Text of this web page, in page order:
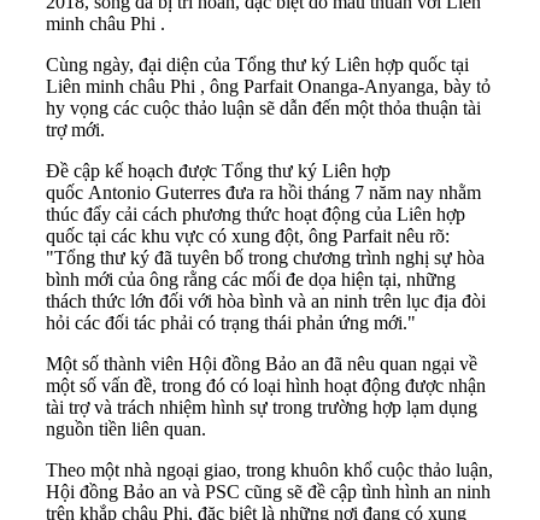
minh châu Phi .
Cùng ngày, đại diện của Tổng thư ký Liên hợp quốc tại
Liên minh châu Phi , ông Parfait Onanga-Anyanga, bày tỏ
hy vọng các cuộc thảo luận sẽ dẫn đến một thỏa thuận tài
trợ mới.
Đề cập kế hoạch được Tổng thư ký Liên hợp
quốc Antonio Guterres đưa ra hồi tháng 7 năm nay nhằm
thúc đẩy cải cách phương thức hoạt động của Liên hợp
quốc tại các khu vực có xung đột, ông Parfait nêu rõ:
"Tổng thư ký đã tuyên bố trong chương trình nghị sự hòa
bình mới của ông rằng các mối đe dọa hiện tại, những
thách thức lớn đối với hòa bình và an ninh trên lục địa đòi
hỏi các đối tác phải có trạng thái phản ứng mới."
Một số thành viên Hội đồng Bảo an đã nêu quan ngại về
một số vấn đề, trong đó có loại hình hoạt động được nhận
tài trợ và trách nhiệm hình sự trong trường hợp lạm dụng
nguồn tiền liên quan.
Theo một nhà ngoại giao, trong khuôn khổ cuộc thảo luận,
Hội đồng Bảo an và PSC cũng sẽ đề cập tình hình an ninh
trên khắp châu Phi, đặc biệt là những nơi đang có xung